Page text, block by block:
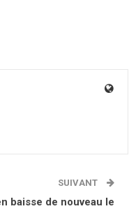
SUIVANT
baisse de nouveau le